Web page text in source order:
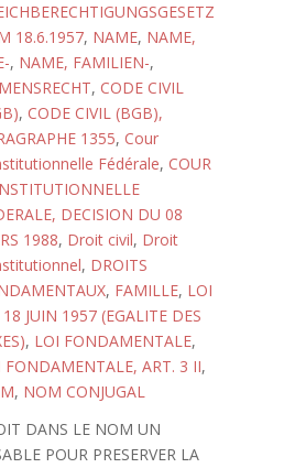
18.6.1957, NAME, NAME,
, NAME, FAMILIEN-,
, CODE CIVIL
, CODE CIVIL (BGB),
1355, Cour
Fédérale, COUR
DECISION DU 08
1988, Droit civil, Droit
, DROITS
, FAMILLE, LOI
JUIN 1957 (EGALITE DES
, LOI FONDAMENTALE,
FONDAMENTALE, ART. 3 II,
, NOM CONJUGAL
DANS LE NOM UN
POUR PRESERVER LA